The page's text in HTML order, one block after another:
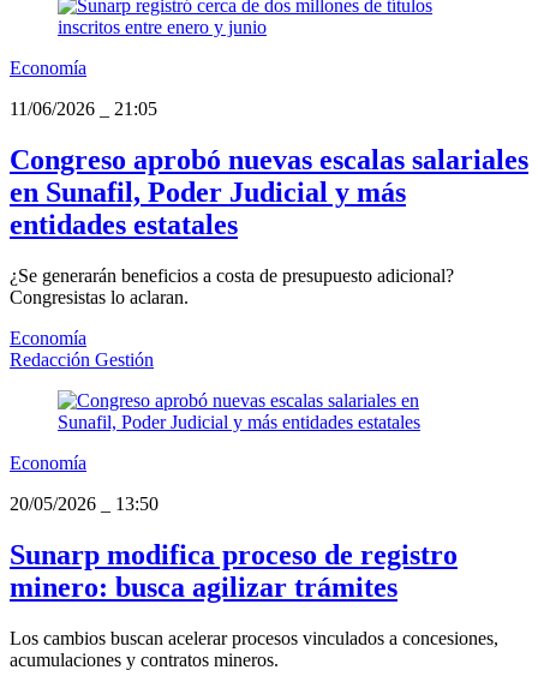
Economía
11/06/2026
21:05
Congreso aprobó nuevas escalas salariales
en Sunafil, Poder Judicial y más
entidades estatales
¿Se generarán beneficios a costa de presupuesto adicional?
Congresistas lo aclaran.
Economía
Redacción Gestión
Economía
20/05/2026
13:50
Sunarp modifica proceso de registro
minero: busca agilizar trámites
Los cambios buscan acelerar procesos vinculados a concesiones,
acumulaciones y contratos mineros.